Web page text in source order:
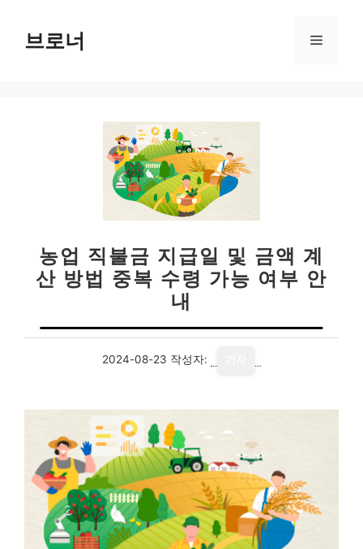
브로너 메
농업 직불금 지급일 및 금액 계
산 방법 중복 수령 가능 여부 안
내
2024-08-23 작성자: